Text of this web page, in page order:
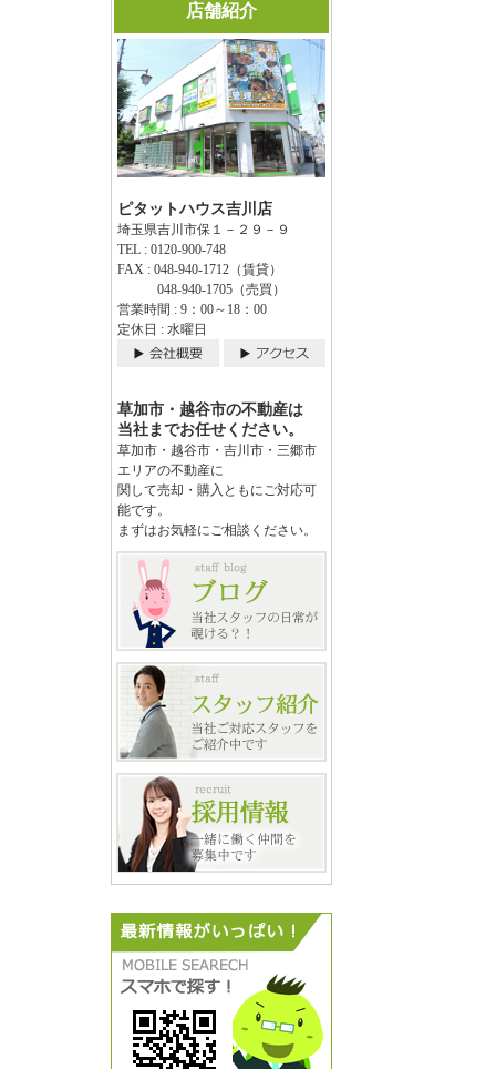
店舗紹介
ピタットハウス吉川店
埼玉県吉川市保１－２９－９
TEL : 0120-900-748
FAX : 048-940-1712（賃貸）
048-940-1705（売買）
営業時間 : 9：00～18：00
定休日 : 水曜日
草加市・越谷市の不動産は
当社までお任せください。
草加市・越谷市・吉川市・三郷市
エリアの不動産に
関して売却・購入ともにご対応可
能です。
まずはお気軽にご相談ください。